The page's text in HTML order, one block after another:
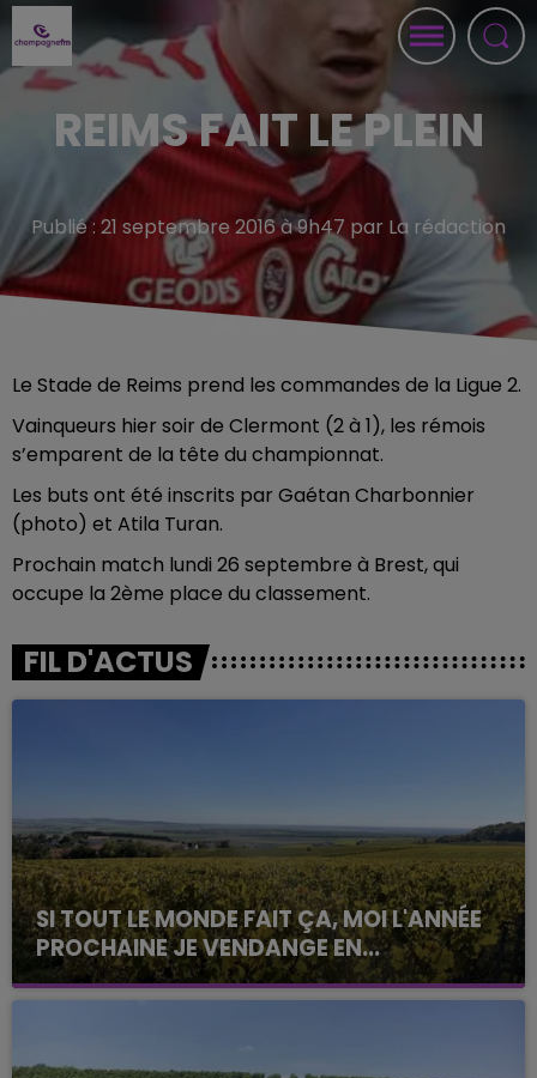
REIMS FAIT LE PLEIN
Publié : 21 septembre 2016 à 9h47 par La rédaction
Le Stade de Reims prend les commandes de la Ligue 2.
Vainqueurs hier soir de Clermont (2 à 1), les rémois
s’emparent de la tête du championnat.
Les buts ont été inscrits par Gaétan Charbonnier
(photo) et Atila Turan.
Prochain match lundi 26 septembre à Brest, qui
occupe la 2ème place du classement.
FIL D'ACTUS
SI TOUT LE MONDE FAIT ÇA, MOI L'ANNÉE
PROCHAINE JE VENDANGE EN...
La vendange en Champagne a débuté ce jeudi 6
août dans la commune de Montgueux (Aube). Du